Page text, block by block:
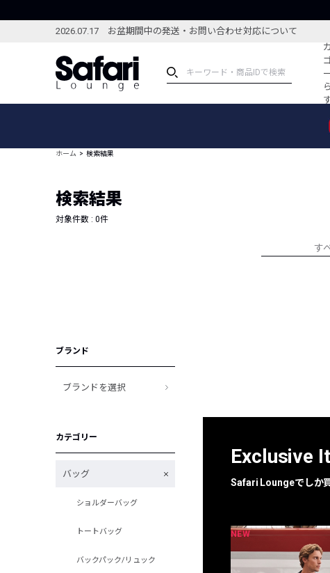
2026.07.17 お盆期間中の発送・お問い合わせ対応について
ブランドから探す
新着アイテム
編集部のおすすめアイテム
ホーム 検索結果
検索結果
対象件数 : 0件
す
ブランド
ブランドを選択
カテゴリー
バッグ
ショルダーバッグ
トートバッグ
バックパック/リュック
Exclusive
Safari Loungeでしか
NEW